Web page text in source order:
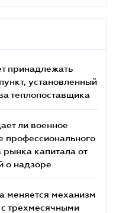
принадлежать
установленный
теплопоставщика
ли военное
профессионального
рынка капитала от
о надзоре
меняется механизм
трехмесячными